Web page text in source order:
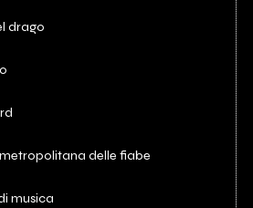
drago
metropolitana delle fiabe
musica